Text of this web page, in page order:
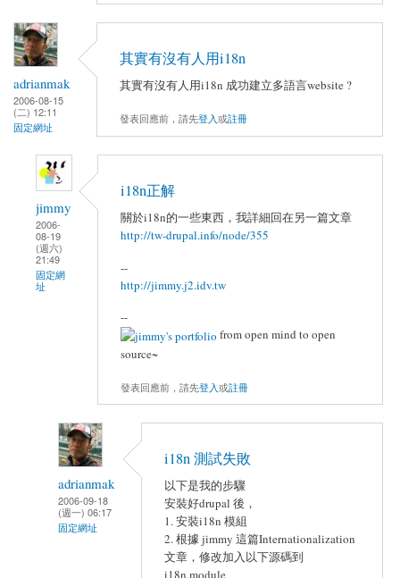
adrianmak
2006-08-15
(二) 12:11
固定網址
其實有沒有人用i18n
其實有沒有人用i18n 成功建立多語言website ?
發表回應前，請先登入或註冊
jimmy
2006-
08-19
(週六)
21:49
固定網
址
i18n正解
關於i18n的一些東西，我詳細回在另一篇文章
http://tw-drupal.info/node/355
--
http://jimmy.j2.idv.tw
--
from open mind to open
source~
發表回應前，請先登入或註冊
adrianmak
2006-09-18
(週一) 06:17
固定網址
i18n 測試失敗
以下是我的步驟
安裝好drupal 後，
1. 安裝i18n 模組
2. 根據 jimmy 這篇Internationalization
文章，修改加入以下源碼到
i18n.module